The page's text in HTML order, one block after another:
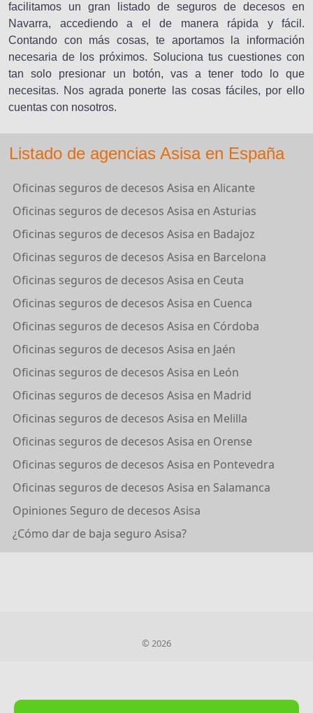
facilitamos un gran listado de seguros de decesos en
Navarra, accediendo a el de manera rápida y fácil.
Contando con más cosas, te aportamos la información
necesaria de los próximos. Soluciona tus cuestiones con
tan solo presionar un botón, vas a tener todo lo que
necesitas. Nos agrada ponerte las cosas fáciles, por ello
cuentas con nosotros.
Listado de agencias Asisa en España
Oficinas seguros de decesos Asisa en Alicante
Oficinas seguros de decesos Asisa en Asturias
Oficinas seguros de decesos Asisa en Badajoz
Oficinas seguros de decesos Asisa en Barcelona
Oficinas seguros de decesos Asisa en Ceuta
Oficinas seguros de decesos Asisa en Cuenca
Oficinas seguros de decesos Asisa en Córdoba
Oficinas seguros de decesos Asisa en Jaén
Oficinas seguros de decesos Asisa en León
Oficinas seguros de decesos Asisa en Madrid
Oficinas seguros de decesos Asisa en Melilla
Oficinas seguros de decesos Asisa en Orense
Oficinas seguros de decesos Asisa en Pontevedra
Oficinas seguros de decesos Asisa en Salamanca
Opiniones Seguro de decesos Asisa
¿Cómo dar de baja seguro Asisa?
© 2026